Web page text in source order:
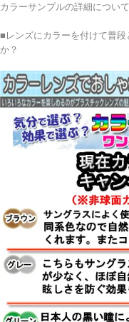
カラーサンプルの詳細につい
■レンズにカラーを付けて普
か？